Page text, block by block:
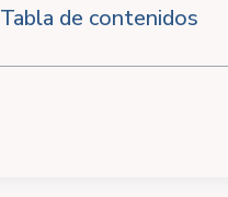
Tabla de contenidos